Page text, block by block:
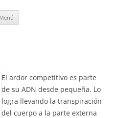
Menú
El ardor competitivo es parte
de su ADN desde pequeña. Lo
logra llevando la transpiración
del cuerpo a la parte externa